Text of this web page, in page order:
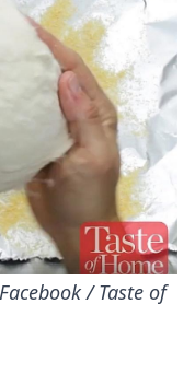
/ Taste of